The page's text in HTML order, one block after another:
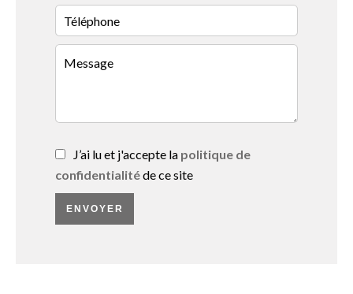
J’ai lu et j'accepte la politique de
confidentialitéde ce site
ENVOYER